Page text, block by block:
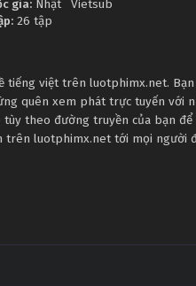
gia: Nhật
26 tập
Vietsub
tiếng việt trên luotphimx.net.
quên xem phát trực tuyến với
tùy theo đường truyền của bạn
trên luotphimx.net tới mọi người